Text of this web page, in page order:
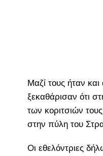
Μαζί τους ήταν και
ξεκαθάρισαν ότι
των κοριτσιών
στην πύλη του
Οι εθελόντριες